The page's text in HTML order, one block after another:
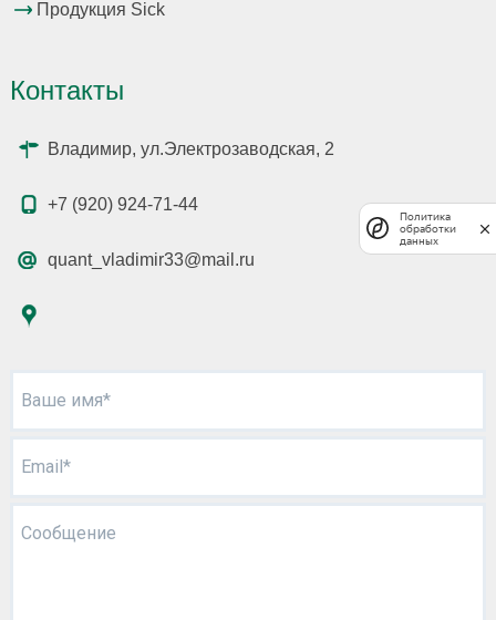
Продукция Sick
Контакты
Владимир, ул.Электрозаводская, 2
+7 (920) 924-71-44
quant_vladimir33@mail.ru
Ваше имя*
Email*
Сообщение
Политика
обработки
данных